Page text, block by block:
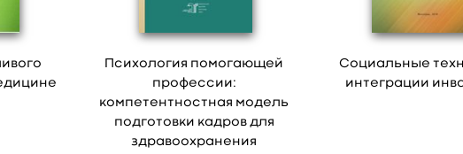
Психология помогающей
профессии:
компетентностная модель
подготовки кадров для
здравоохранения
Социальные
интеграции